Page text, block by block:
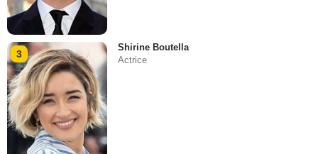
3
Shirine Boutella
Actrice